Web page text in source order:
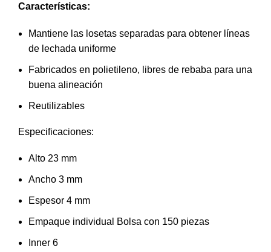
Características:
Mantiene las losetas separadas para obtener líneas
de lechada uniforme
Fabricados en polietileno, libres de rebaba para una
buena alineación
Reutilizables
Especificaciones:
Alto 23 mm
Ancho 3 mm
Espesor 4 mm
Empaque individual Bolsa con 150 piezas
Inner 6